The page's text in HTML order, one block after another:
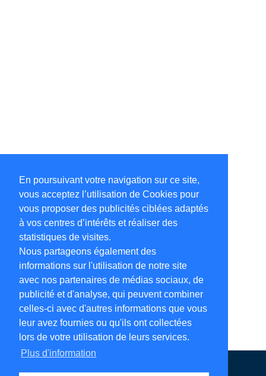
En poursuivant votre navigation sur ce site,
vous acceptez l’utilisation de Cookies pour
vous proposer des publicités ciblées adaptés
à vos centres d’intérêts et réaliser des
statistiques de visites.
Nous partageons également des
informations sur l'utilisation de notre site
avec nos partenaires de médias sociaux, de
publicité et d'analyse, qui peuvent combiner
celles-ci avec d'autres informations que vous
leur avez fournies ou qu'ils ont collectées
lors de votre utilisation de leurs services.
Plus d'information